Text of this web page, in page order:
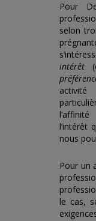
Pour
selon
intérêt
l’intérêt
nous
Pour un
le cas,